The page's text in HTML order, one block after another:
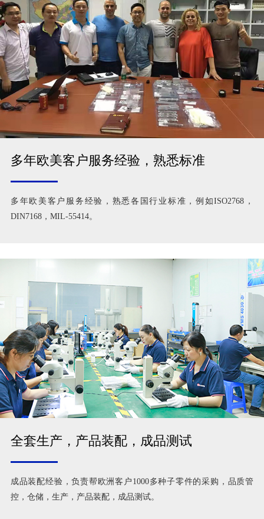
多年欧美客户服务经验，熟悉标准
多年欧美客户服务经验，熟悉各国行业标准，例如ISO2768，
DIN7168，MIL-55414。
全套生产，产品装配，成品测试
成品装配经验，负责帮欧洲客户1000多种子零件的采购，品质管
控，仓储，生产，产品装配，成品测试。